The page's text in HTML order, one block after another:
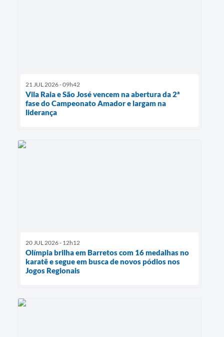
21 JUL 2026 - 09h42
Vila Raia e São José vencem na abertura da 2ª
fase do Campeonato Amador e largam na
liderança
20 JUL 2026 - 12h12
Olímpia brilha em Barretos com 16 medalhas no
karatê e segue em busca de novos pódios nos
Jogos Regionais